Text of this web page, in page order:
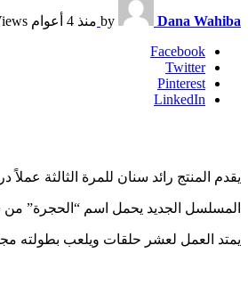
by Dana Wahiba منذ 4 أعوام
Facebook
Twitter
Pinterest
LinkedIn
يقدم المنتج رائد سنان للمرة الثالثة
المسلسل الجديد يحمل اسم “الحجرة” من
يمتد العمل لعشر حلقات ويلعب بطولته